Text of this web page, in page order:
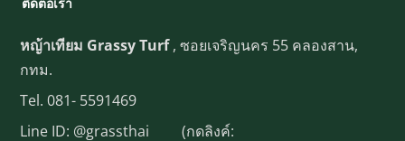
ติดต่อเรา
หญ้าเทียม Grassy Turf, ซอยเจริญนคร 55 คลองสาน,
กทม.
Tel.081- 5591469
Line ID: @grassthai (กดลิงค์: